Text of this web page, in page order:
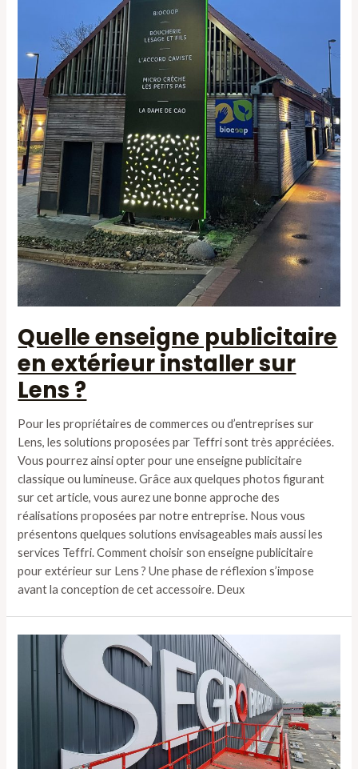
Quelle enseigne publicitaire
en extérieur installer sur
Lens ?
Pour les propriétaires de commerces ou d’entreprises sur
Lens, les solutions proposées par Teffri sont très appréciées.
Vous pourrez ainsi opter pour une enseigne publicitaire
classique ou lumineuse. Grâce aux quelques photos figurant
sur cet article, vous aurez une bonne approche des
réalisations proposées par notre entreprise. Nous vous
présentons quelques solutions envisageables mais aussi les
services Teffri. Comment choisir son enseigne publicitaire
pour extérieur sur Lens ? Une phase de réflexion s’impose
avant la conception de cet accessoire. Deux